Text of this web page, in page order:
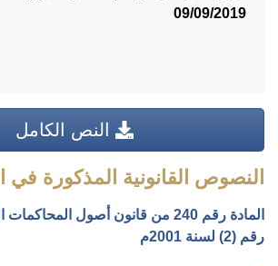
09/09/2019
النص الكامل
النصوص القانونية المذكورة في
المادة رقم 240 من قانون أصول
رقم (2) لسنة 2001م